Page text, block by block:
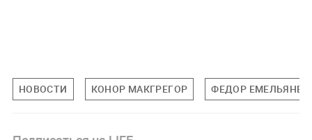
НОВОСТИ КОНОР МАКГРЕГОР ФЕДОР